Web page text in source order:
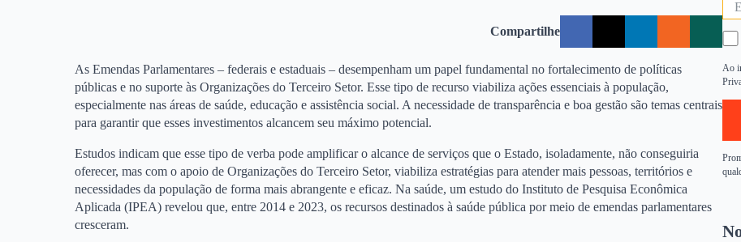
Compartilhe
As Emendas Parlamentares – federais e estaduais – desempenham um papel fundamental no fortalecimento de políticas
públicas e no suporte às Organizações do Terceiro Setor. Esse tipo de recurso viabiliza ações essenciais à população,
especialmente nas áreas de saúde, educação e assistência social. A necessidade de transparência e boa gestão são temas centrais
para garantir que esses investimentos alcancem seu máximo potencial.
Estudos indicam que esse tipo de verba pode amplificar o alcance de serviços que o Estado, isoladamente, não conseguiria
oferecer, mas com o apoio de Organizações do Terceiro Setor, viabiliza estratégias para atender mais pessoas, territórios e
necessidades da população de forma mais abrangente e eficaz. Na saúde, um estudo do Instituto de Pesquisa Econômica
Aplicada (IPEA) revelou que, entre 2014 e 2023, os recursos destinados à saúde pública por meio de emendas parlamentares
cresceram.
Ao